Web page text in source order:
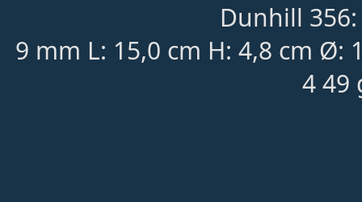
Dunhill
9 mm L: 15,0 cm H: 4,8 cm Ø:
4 49